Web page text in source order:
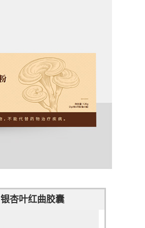
银杏叶红曲胶囊